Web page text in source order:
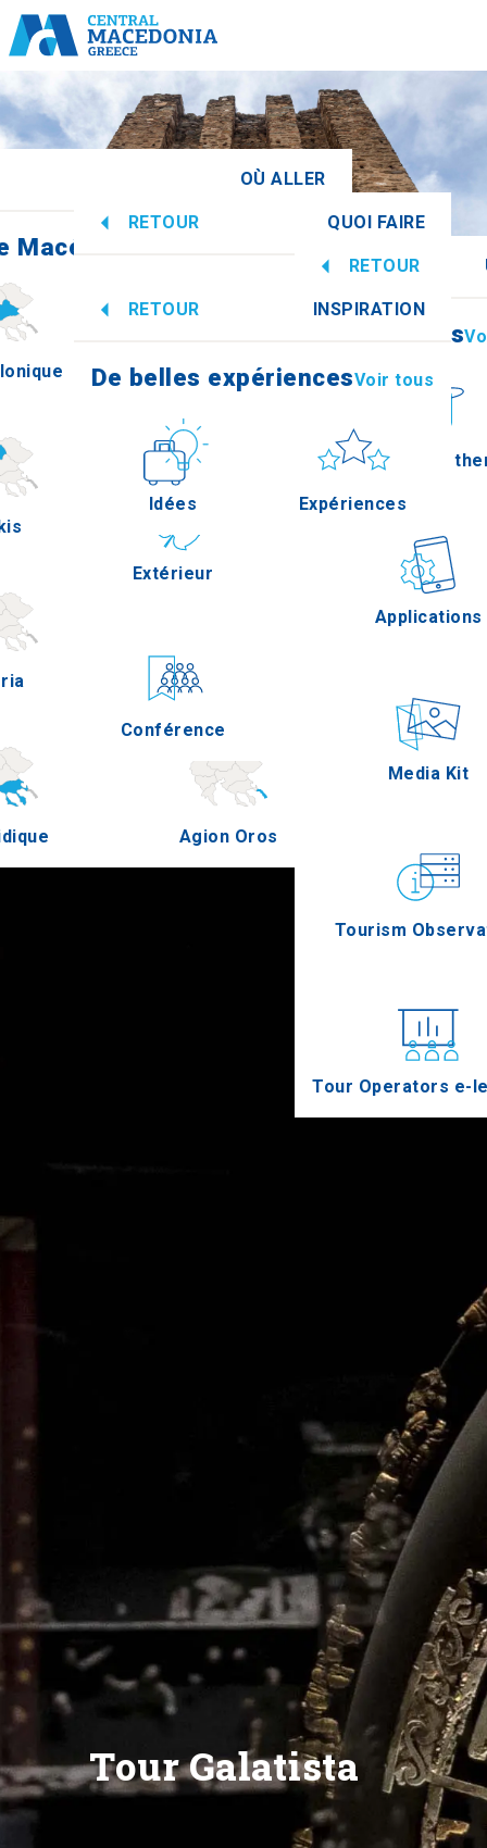
OÙ ALLER
Macédoine centrale
Imathia
Serres
Agion Oros
RETOUR QUOI FAIRE
Culture
Extérieur Gastronomie
Conférence
RETOUR
Informations
How to get
Applications
Media Kit
Tourism
Tour Operators e-
RETOUR INSPIRATION
De belles expériencesVoir tous
Idées Expériences
Tour Galatista